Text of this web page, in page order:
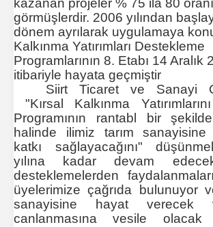
kazanan projeler % 75 ila 80
görmüşlerdir. 2006 yılından
dönem ayrılarak uygulamaya
Kalkınma Yatırımları Destekleme
Programlarının 8. Etabı 14 Aralık
itibariyle hayata geçmiştir
Siirt Ticaret ve Sanayi
"Kırsal Kalkınma
Programının rantabl bir şekilde
halinde ilimiz tarım
katkı sağlayacağını"
yılına kadar devam
desteklemelerden
üyelerimize çağrıda bulunuyor
sanayisine hayat verecek
canlanmasına vesile olacak